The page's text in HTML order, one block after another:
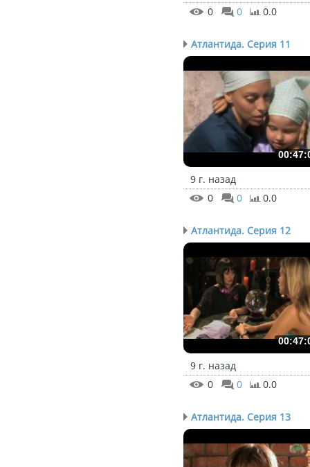
0
0 0.0
Атлантида. Серия 11
9 г. назад
0
0 0.0
Атлантида. Серия 12
9 г. назад
0
0 0.0
Атлантида. Серия 13